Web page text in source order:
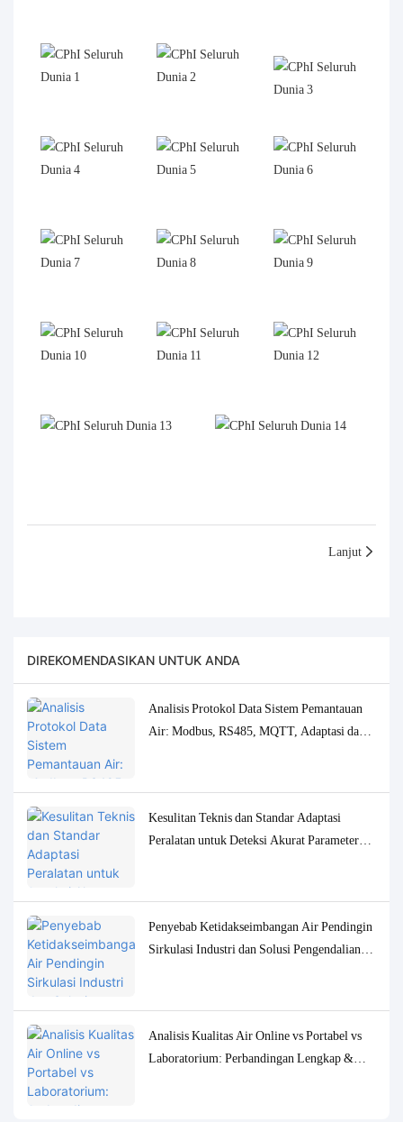
Lanjut
DIREKOMENDASIKAN UNTUK ANDA
Analisis Protokol Data Sistem Pemantauan
Air: Modbus, RS485, MQTT, Adaptasi dan
Kesulitan Teknis dan Standar Adaptasi
Peralatan untuk Deteksi Akurat Parameter
Penyebab Ketidakseimbangan Air Pendingin
Sirkulasi Industri dan Solusi Pengendalian
Analisis Kualitas Air Online vs Portabel vs
Laboratorium: Perbandingan Lengkap &